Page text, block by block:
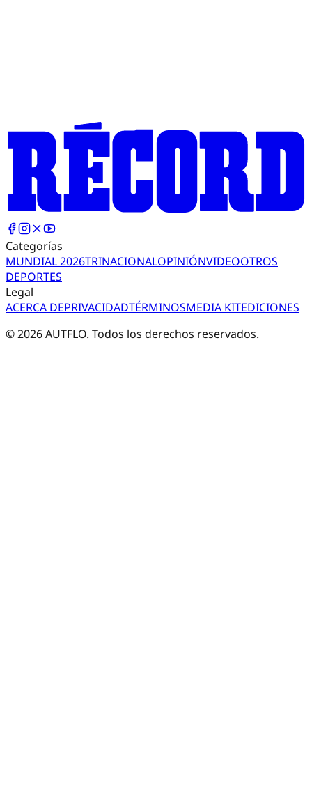
Categorías
MUNDIAL 2026TRINACIONALOPINIÓNVIDEOOTROS
DEPORTES
Legal
ACERCA DEPRIVACIDADTÉRMINOSMEDIA KITEDICIONES
©2026AUTFLO. Todos los derechos reservados.